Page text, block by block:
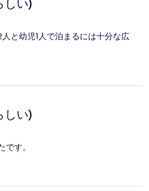
しい)
と幼児1人で泊まるには十分な広
しい)
す。